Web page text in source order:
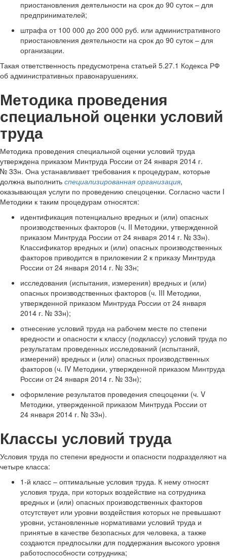
приостановления деятельности на срок до 90 суток – для
предпринимателей;
штрафа от 100 000 до 200 000 руб. или административного
приостановления деятельности на срок до 90 суток – для
организации.
Такая ответственность предусмотрена статьей 5.27.1 Кодекса РФ
об административных правонарушениях.
Методика проведения
специальной оценки условий
труда
Методика проведения специальной оценки условий труда
утверждена приказом Минтруда России от 24 января 2014 г.
№ 33н. Она устанавливает требования к процедурам, которые
должна выполнить специализированная организация,
оказывающая услуги по проведению спецоценки. Согласно части I
Методики к таким процедурам относятся:
идентификация потенциально вредных и (или) опасных
производственных факторов (ч. II Методики, утвержденной
приказом Минтруда России от 24 января 2014 г. № 33н).
Классификатор вредных и (или) опасных производственных
факторов приводится в приложении 2 к приказу Минтруда
России от 24 января 2014 г. № 33н;
исследования (испытания, измерения) вредных и (или)
опасных производственных факторов (ч. III Методики,
утвержденной приказом Минтруда России от 24 января
2014 г. № 33н);
отнесение условий труда на рабочем месте по степени
вредности и опасности к классу (подклассу) условий труда по
результатам проведенных исследований (испытаний,
измерений) вредных и (или) опасных производственных
факторов (ч. IV Методики, утвержденной приказом Минтруда
России от 24 января 2014 г. № 33н);
оформление результатов проведения спецоценки (ч. V
Методики, утвержденной приказом Минтруда России от
24 января 2014 г. № 33н).
Классы условий труда
Условия труда по степени вредности и опасности подразделяют на
четыре класса:
1-й класс – оптимальные условия труда. К нему относят
условия труда, при которых воздействие на сотрудника
вредных и (или) опасных производственных факторов
отсутствует или уровни воздействия которых не превышают
уровни, установленные нормативами условий труда и
принятые в качестве безопасных для человека, а также
создаются предпосылки для поддержания высокого уровня
работоспособности сотрудника;